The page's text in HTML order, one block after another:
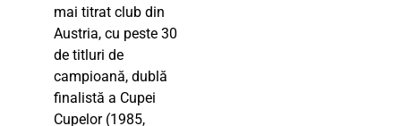
mai titrat club din
Austria, cu peste 30
de titluri de
campioană, dublă
finalistă a Cupei
Cupelor (1985,